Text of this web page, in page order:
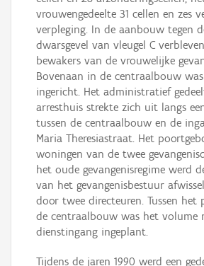
vrouwengedeelte 31 cellen en zes
verpleging. In de aanbouw tegen
dwarsgevel van vleugel C
bewakers van de vrouwelijke
Bovenaan in de centraalbouw was
ingericht. Het administratief
arresthuis strekte zich uit langs
tussen de centraalbouw en de
Maria Theresiastraat. Het
woningen van de twee
het oude gevangenisregime werd
van het gevangenisbestuur
door twee directeuren. Tussen het
de centraalbouw was het volume
dienstingang ingeplant.
Tijdens de jaren 1990 werd een